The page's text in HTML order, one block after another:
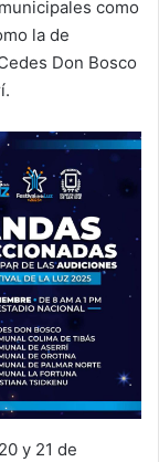
como
la de
Don Bosco
y 21 de